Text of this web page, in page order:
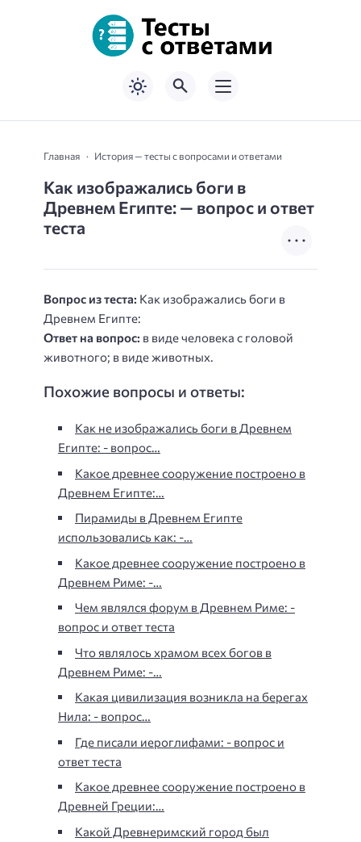
Главная История — тесты с вопросами и ответами
Как изображались боги в
Древнем Египте: — вопрос и ответ
теста
Вопрос из теста: Как изображались боги в
Древнем Египте:
Ответ на вопрос: в виде человека с головой
животного; в виде животных.
Похожие вопросы и ответы:
Как не изображались боги в Древнем
Египте: - вопрос…
Какое древнее сооружение построено в
Древнем Египте:…
Пирамиды в Древнем Египте
использовались как: -…
Какое древнее сооружение построено в
Древнем Риме: -…
Чем являлся форум в Древнем Риме: -
вопрос и ответ теста
Что являлось храмом всех богов в
Древнем Риме: -…
Какая цивилизация возникла на берегах
Нила: - вопрос…
Где писали иероглифами: - вопрос и
ответ теста
Какое древнее сооружение построено в
Древней Греции:…
Какой Древнеримский город был